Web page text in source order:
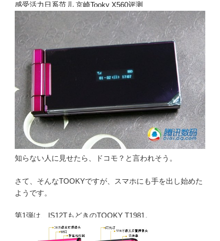
感受活力日系范儿 京崎Tooky X560评测
知らない人に見せたら、ドコモ？と言われそう。
さて、そんなTOOKYですが、スマホにも手を出し始めた
ようです。
第1弾は、IS12TもどきのTOOKY T1981。